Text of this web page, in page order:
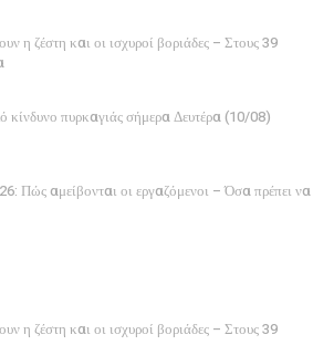
η ζέστη και οι ισχυροί βοριάδες – Στους 39
κίνδυνο πυρκαγιάς σήμερα Δευτέρα (10/08)
Πώς αμείβονται οι εργαζόμενοι – Όσα πρέπει να
η ζέστη και οι ισχυροί βοριάδες – Στους 39